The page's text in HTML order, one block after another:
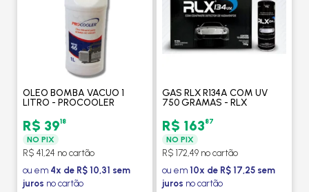
OLEO BOMBA VACUO 1
LITRO - PROCOOLER
R$ 3918
NO PIX
R$ 41,24 no cartão
ou em 4x de R$ 10,31 sem
juros no cartão
GAS RLX R134A COM UV
750 GRAMAS - RLX
R$ 16387
NO PIX
R$ 172,49 no cartão
ou em 10x de R$ 17,25 sem
juros no cartão